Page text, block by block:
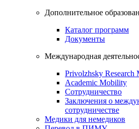
Дополнительное
Каталог программ
Документы
Международная
Privolzhsky Research
Academic Mobility
Сотрудничество
Заключения о
сотрудничестве
Медики для немедиков